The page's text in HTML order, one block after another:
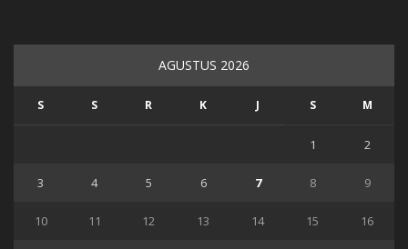
AGUSTUS 2026
S S R K J S M
1 2
3 4 5 6 7 8 9
10 11 12 13 14 15 16